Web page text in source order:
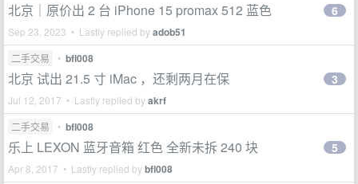
北京｜原价出 2 台 iPhone 15 promax 512 蓝色
Sep 23, 2023 • Lastly replied byadob51
6
二手交易 • bfl008
北京 试出 21.5 寸 iMac ，还剩两月在保
Jul 12, 2017 • Lastly replied byakrf
3
二手交易 • bfl008
乐上 LEXON 蓝牙音箱 红色 全新未拆 240 块
Apr 8, 2017 • Lastly replied bybfl008
5